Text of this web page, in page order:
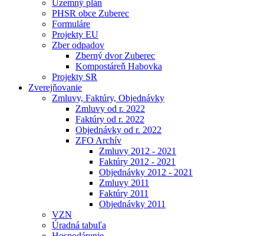
Územný plán
PHSR obce Zuberec
Formuláre
Projekty EU
Zber odpadov
Zberný dvor Zuberec
Kompostáreň Habovka
Projekty SR
Zverejňovanie
Zmluvy, Faktúry, Objednávky
Zmluvy od r. 2022
Faktúry od r. 2022
Objednávky od r. 2022
ZFO Archív
Zmluvy 2012 - 2021
Faktúry 2012 - 2021
Objednávky 2012 - 2021
Zmluvy 2011
Faktúry 2011
Objednávky 2011
VZN
Úradná tabuľa